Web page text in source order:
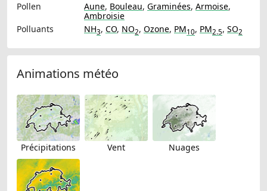
Pollen
Aune, Bouleau, Graminées, Armoise,
Ambroisie
Polluants
NH3, CO, NO2, Ozone, PM10, PM2.5, SO2
Animations météo
Précipitations Vent Nuages